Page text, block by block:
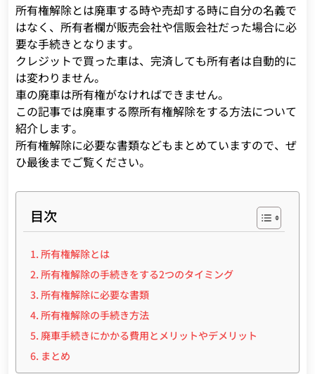
所有権解除とは廃車する時や売却する時に自分の名義で
はなく、所有者欄が販売会社や信販会社だった場合に必
要な手続きとなります。
クレジットで買った車は、完済しても所有者は自動的に
は変わりません。
車の廃車は所有権がなければできません。
この記事では廃車する際所有権解除をする方法について
紹介します。
所有権解除に必要な書類などもまとめていますので、ぜ
ひ最後までご覧ください。
目次
所有権解除とは
所有権解除の手続きをする2つのタイミング
所有権解除に必要な書類
所有権解除の手続き方法
廃車手続きにかかる費用とメリットやデメリット
まとめ